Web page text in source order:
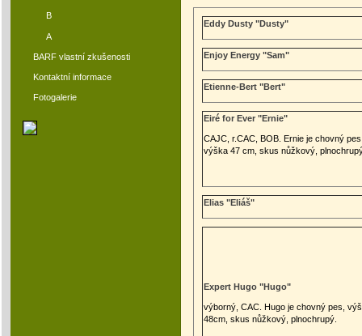
B
A
BARF vlastní zkušenosti
Kontaktní informace
Fotogalerie
Eddy Dusty "Dusty"
Enjoy Energy "Sam"
Etienne-Bert "Bert"
Eiré for Ever "Ernie"
CAJC, r.CAC, BOB. Ernie je chovný
výška 47 cm, skus nůžkový,
Elias "Eliáš"
Expert Hugo "Hugo"
výborný, CAC. Hugo je chovný pes,
48cm, skus nůžkový, plnochrupý.